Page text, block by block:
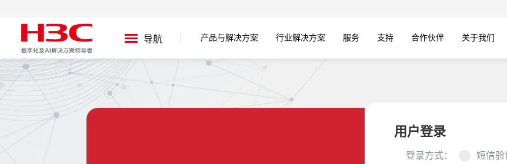
导航 产品与解决方案 行业解决方案 服务 支持 合作伙伴 关于我们
用户登录
登录方式： 短信验